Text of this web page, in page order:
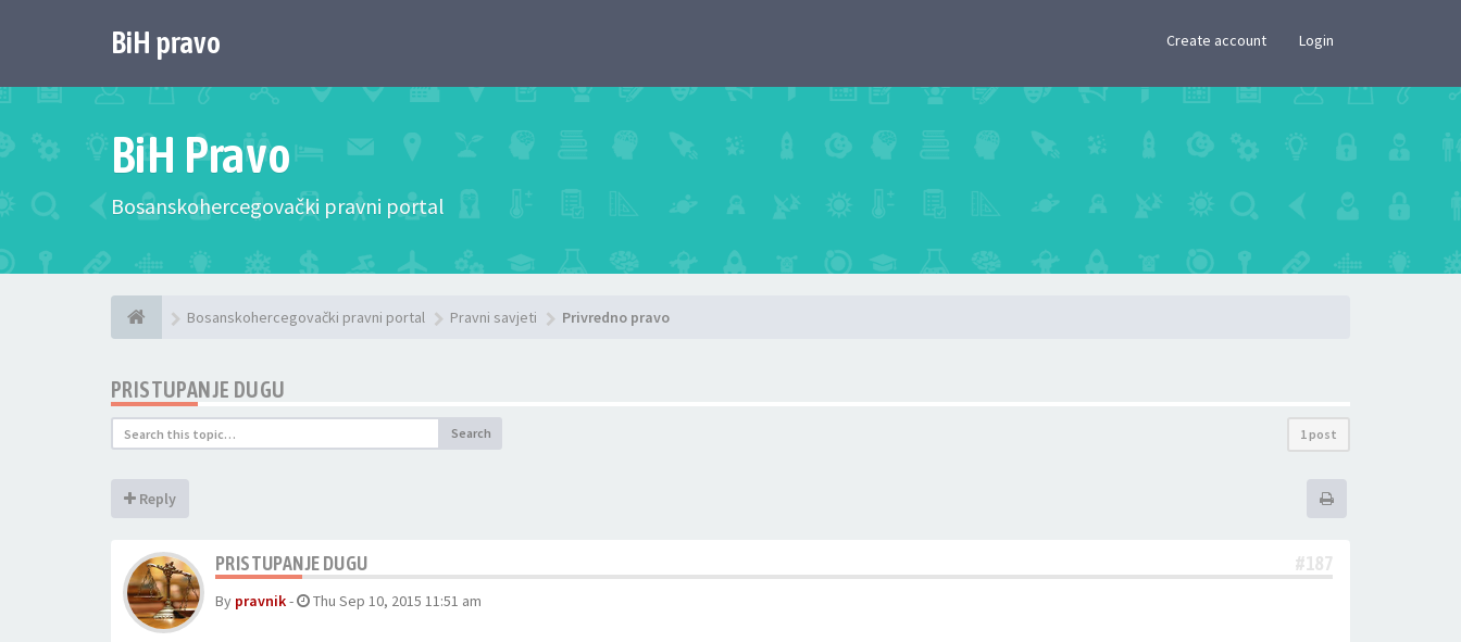
BiH pravo Create account Login
BiH Pravo
Bosanskohercegovački pravni portal
Bosanskohercegovački pravni portal Pravni savjeti Privredno pravo
PRISTUPANJE DUGU
Search 1 post
Reply
PRISTUPANJE DUGU #187
By pravnik- Thu Sep 10, 2015 11:51 am